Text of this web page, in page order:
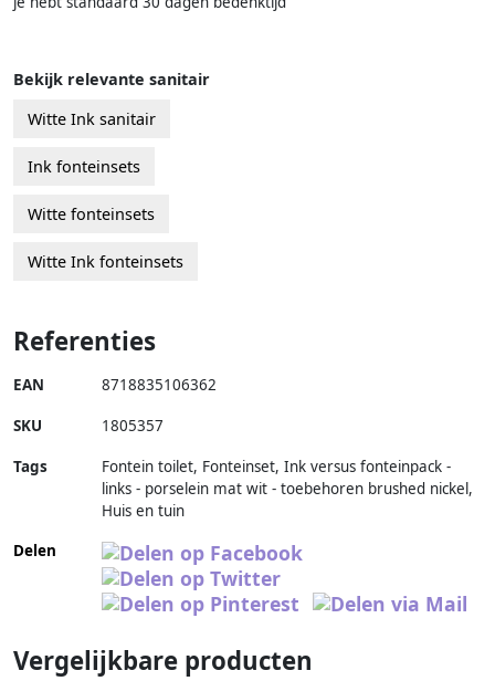
Bekijk relevante sanitair
Witte Ink sanitair
Ink fonteinsets
Witte fonteinsets
Witte Ink fonteinsets
Referenties
EAN 8718835106362
SKU 1805357
Tags
Fontein toilet, Fonteinset, Ink versus fonteinpack -
links - porselein mat wit - toebehoren brushed nickel,
Huis en tuin
Delen
Vergelijkbare producten